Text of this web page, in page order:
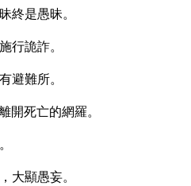
終是愚昧。
行詭詐。
避難所。
死亡的網羅。
大顯愚妄。